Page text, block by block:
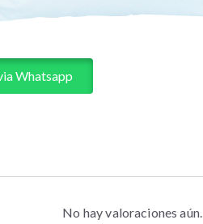
Whatsapp
No hay valoraciones aún.